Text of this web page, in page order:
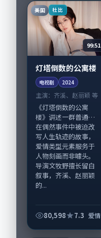
06-20纳...
美国 杜比
99:51
灯塔倒数的公寓楼
电视剧 2024
主演： 齐溪、赵丽颖 等
《灯塔倒数的公寓
楼》讲述一群普通人
在偶然事件中被迫改
写人生轨迹的故事，
爱情类型元素服务于
人物刻画而非噱头。
导演文牧野擅长留白
叙事，齐溪、赵丽颖
的...
80,598 7.3 爱情